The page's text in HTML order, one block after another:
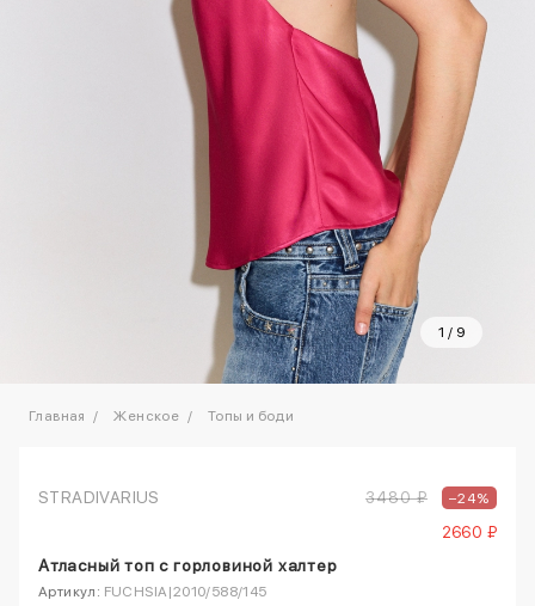
1 / 9
Главная Женское Топы и боди
STRADIVARIUS 3480 ₽ –24%
2660 ₽
Атласный топ с горловиной халтер
Артикул: FUCHSIA|2010/588/145